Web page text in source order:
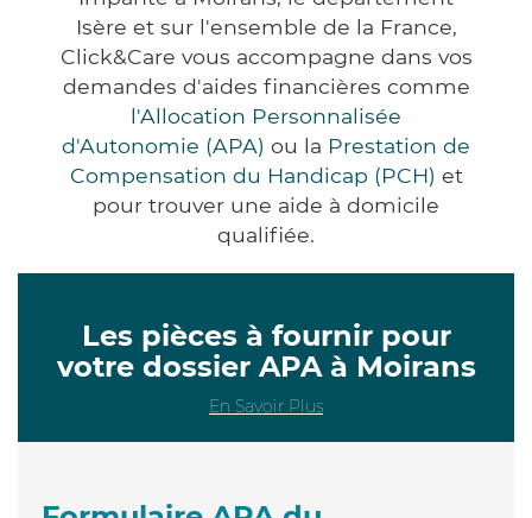
Isère et sur l'ensemble de la France,
Click&Care vous accompagne dans vos
demandes d'aides financières comme
l'Allocation Personnalisée
d'Autonomie (APA) ou la Prestation de
Compensation du Handicap (PCH) et
pour trouver une aide à domicile
qualifiée.
Les pièces à fournir pour
votre dossier APA à Moirans
En Savoir Plus